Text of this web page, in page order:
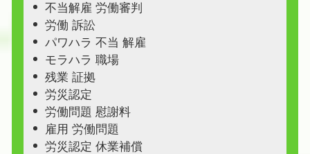
不当解雇 労働審判
労働 訴訟
パワハラ 不当 解雇
モラハラ 職場
残業 証拠
労災認定
労働問題 慰謝料
雇用 労働問題
労災認定 休業補償